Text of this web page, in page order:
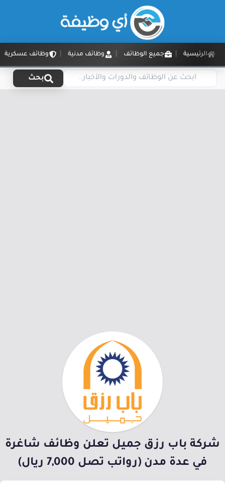
الرئيسية جميع الوظائف وظائف مدنية وظائف عسكرية
بحث
شركة باب رزق جميل تعلن وظائف شاغرة
في عدة مدن (رواتب تصل 7,000 ريال)